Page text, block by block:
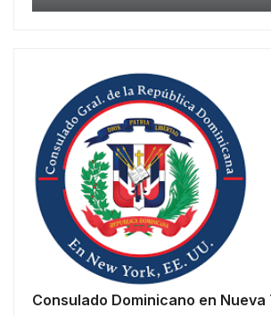
Consulado Dominicano en Nueva